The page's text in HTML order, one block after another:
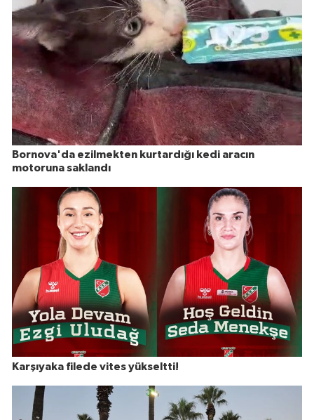
Bornova'da ezilmekten kurtardığı kedi aracın
motoruna saklandı
Karşıyaka filede vites yükseltti!